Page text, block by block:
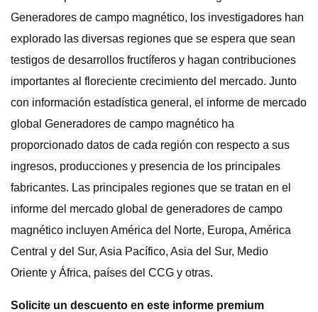
Generadores de campo magnético, los investigadores han
explorado las diversas regiones que se espera que sean
testigos de desarrollos fructíferos y hagan contribuciones
importantes al floreciente crecimiento del mercado. Junto
con información estadística general, el informe de mercado
global Generadores de campo magnético ha
proporcionado datos de cada región con respecto a sus
ingresos, producciones y presencia de los principales
fabricantes. Las principales regiones que se tratan en el
informe del mercado global de generadores de campo
magnético incluyen América del Norte, Europa, América
Central y del Sur, Asia Pacífico, Asia del Sur, Medio
Oriente y África, países del CCG y otras.
Solicite un descuento en este informe premium